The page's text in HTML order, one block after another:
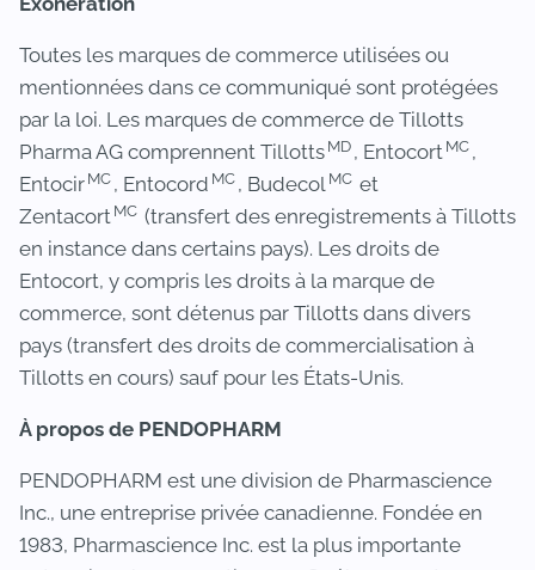
Toutes les marques de commerce utilisées ou
mentionnées dans ce communiqué sont protégées
par la loi. Les marques de commerce de Tillotts
Pharma AG comprennent Tillotts MD , Entocort MC ,
Entocir MC , Entocord MC , Budecol MC et
Zentacort MC (transfert des enregistrements à Tillotts
en instance dans certains pays). Les droits de
Entocort, y compris les droits à la marque de
commerce, sont détenus par Tillotts dans divers
pays (transfert des droits de commercialisation à
Tillotts en cours) sauf pour les États-Unis.
À propos de PENDOPHARM
PENDOPHARM est une division de Pharmascience
Inc., une entreprise privée canadienne. Fondée en
1983, Pharmascience Inc. est la plus importante